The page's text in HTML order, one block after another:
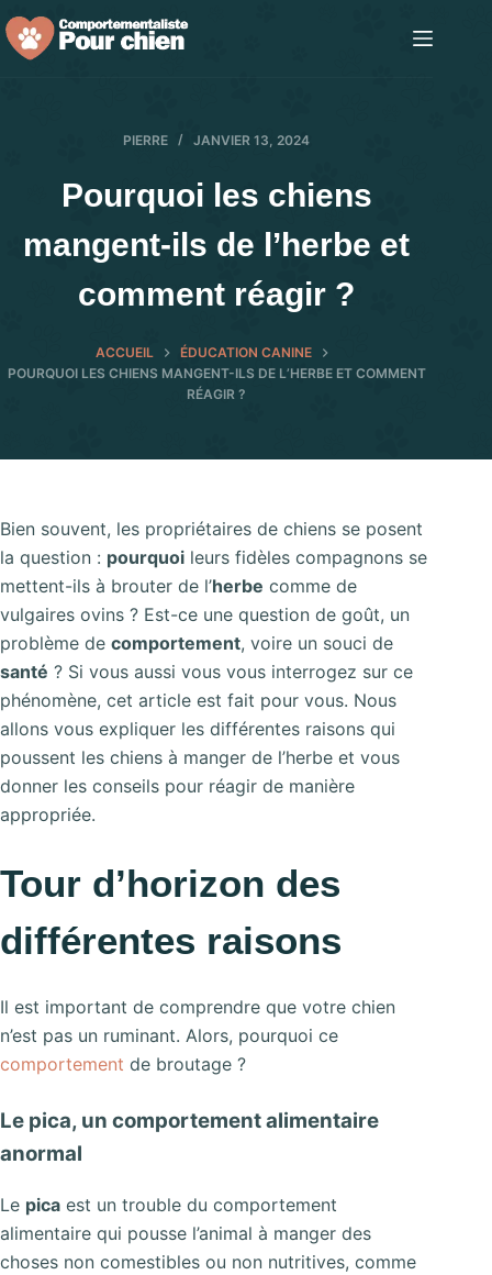
Passer
au
PIERRE JANVIER 13, 2024
Pourquoi les chiens
mangent-ils de l’herbe et
comment réagir ?
ACCUEIL
ÉDUCATION CANINE
POURQUOI LES CHIENS MANGENT-ILS DE L’HERBE ET COMMENT
RÉAGIR ?
Bien souvent, les propriétaires de chiens se posent
la question : pourquoi leurs fidèles compagnons se
mettent-ils à brouter de l’herbe comme de
vulgaires ovins ? Est-ce une question de goût, un
problème de comportement, voire un souci de
santé ? Si vous aussi vous vous interrogez sur ce
phénomène, cet article est fait pour vous. Nous
allons vous expliquer les différentes raisons qui
poussent les chiens à manger de l’herbe et vous
donner les conseils pour réagir de manière
appropriée.
Tour d’horizon des
différentes raisons
Il est important de comprendre que votre chien
n’est pas un ruminant. Alors, pourquoi ce
comportement de broutage ?
Le pica, un comportement alimentaire
anormal
Le pica est un trouble du comportement
alimentaire qui pousse l’animal à manger des
choses non comestibles ou non nutritives, comme